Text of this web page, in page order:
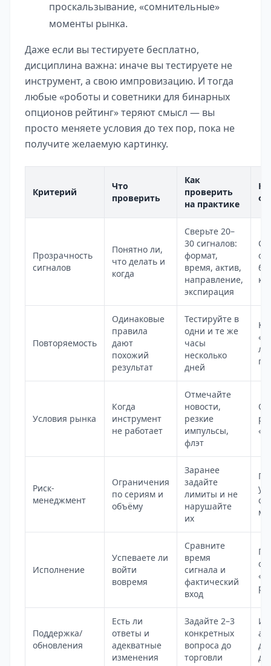
проскальзывание, «сомнительные»
моменты рынка.
Даже если вы тестируете бесплатно,
дисциплина важна: иначе вы тестируете не
инструмент, а свою импровизацию. И тогда
любые «роботы и советники для бинарных
опционов рейтинг» теряют смысл — вы
просто меняете условия до тех пор, пока не
получите желаемую картинку.
Критерий
Что
проверить
Как
проверить
на практике
Прозрачность
сигналов
Понятно ли,
что делать и
когда
Сверьте 20–
30 сигналов:
формат,
время, актив,
направление,
экспирация
Повторяемость
Одинаковые
правила
дают
похожий
результат
Тестируйте в
одни и те же
часы
несколько
дней
Условия рынка
Когда
инструмент
не работает
Отмечайте
новости,
резкие
импульсы,
флэт
Риск-
менеджмент
Ограничения
по сериям и
объёму
Заранее
задайте
лимиты и не
нарушайте
их
Исполнение
Успеваете ли
войти
вовремя
Сравните
время
сигнала и
фактический
вход
Поддержка/
обновления
Есть ли
ответы и
адекватные
изменения
Задайте 2–3
конкретных
вопроса до
торговли